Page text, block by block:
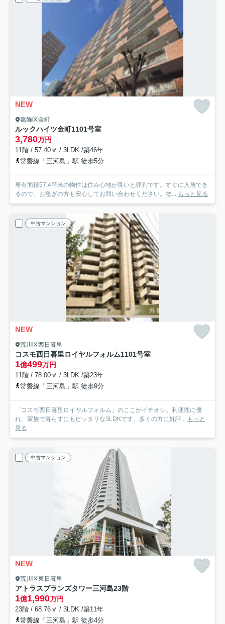
NEW
葛飾区金町
ルックハイツ金町1101号室
3,780万円
11階 / 57.40㎡ / 3LDK /築46年
常磐線「三河島」駅 徒歩5分
専有面積57.4平米の物件は住み心地が良いと評判です。すぐに入居でき
るので、お急ぎの方も安心してお問い合わせください。物... もっと見る
中古マンション
NEW
荒川区西日暮里
コスモ西日暮里ロイヤルフォルム1101号室
1億499万円
11階 / 78.00㎡ / 3LDK /築23年
常磐線「三河島」駅 徒歩9分
「コスモ西日暮里ロイヤルフォルム」のここがイチオシ。利便性に優
れ、家族で暮らすにもピッタリな3LDKです。多くの方に好評... もっと
見る
中古マンション
NEW
荒川区東日暮里
アトラスブランズタワー三河島23階
1億1,990万円
23階 / 68.76㎡ / 3LDK /築11年
常磐線「三河島」駅 徒歩4分